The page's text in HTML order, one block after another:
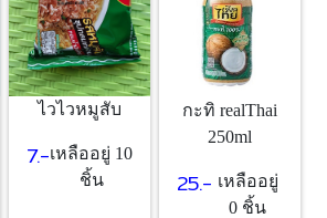
ไวไวหมูสับ
7.-เหลืออยู่ 10
ชิ้น
กะทิ realThai
250ml
25.- เหลืออยู่
0 ชิ้น